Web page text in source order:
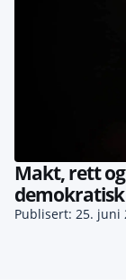
Makt, rett
Publisert: 25. juni